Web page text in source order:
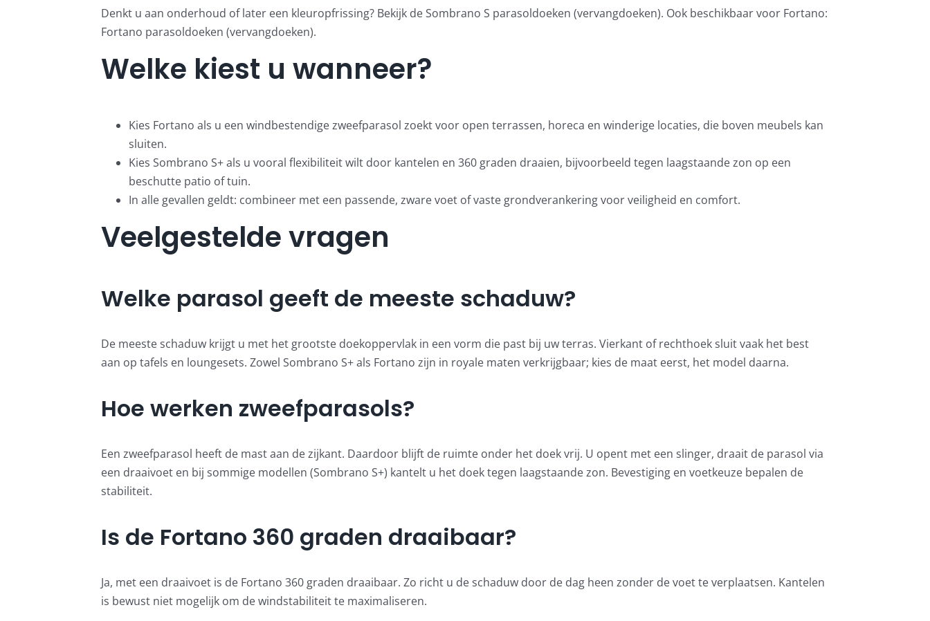
Denkt u aan onderhoud of later een kleuropfrissing? Bekijk deSombrano S parasoldoeken (vervangdoeken). Ook beschikbaar voor Fortano:
Fortano parasoldoeken (vervangdoeken).
Welke kiest u wanneer?
Kies Fortano als u een windbestendige zweefparasol zoekt voor open terrassen, horeca en winderige locaties, die boven meubels kan
sluiten.
Kies Sombrano S+ als u vooral flexibiliteit wilt door kantelen en 360 graden draaien, bijvoorbeeld tegen laagstaande zon op een
beschutte patio of tuin.
In alle gevallen geldt: combineer met een passende, zware voet of vaste grondverankering voor veiligheid en comfort.
Veelgestelde vragen
Welke parasol geeft de meeste schaduw?
De meeste schaduw krijgt u met het grootste doekoppervlak in een vorm die past bij uw terras. Vierkant of rechthoek sluit vaak het best
aan op tafels en loungesets. Zowel Sombrano S+ als Fortano zijn in royale maten verkrijgbaar; kies de maat eerst, het model daarna.
Hoe werken zweefparasols?
Een zweefparasol heeft de mast aan de zijkant. Daardoor blijft de ruimte onder het doek vrij. U opent met een slinger, draait de parasol via
een draaivoet en bij sommige modellen (Sombrano S+) kantelt u het doek tegen laagstaande zon. Bevestiging en voetkeuze bepalen de
stabiliteit.
Is de Fortano 360 graden draaibaar?
Ja, met een draaivoet is de Fortano 360 graden draaibaar. Zo richt u de schaduw door de dag heen zonder de voet te verplaatsen. Kantelen
is bewust niet mogelijk om de windstabiliteit te maximaliseren.